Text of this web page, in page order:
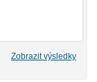
Zobrazit výsledky